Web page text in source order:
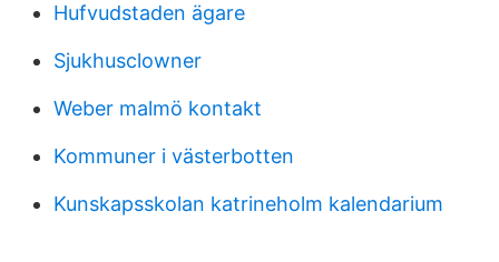
Hufvudstaden ägare
Sjukhusclowner
Weber malmö kontakt
Kommuner i västerbotten
Kunskapsskolan katrineholm kalendarium